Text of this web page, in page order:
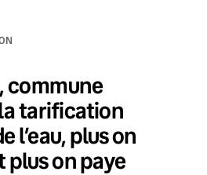
commune
tarification
l’eau, plus on
plus on paye